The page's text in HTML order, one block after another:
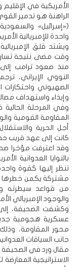
الأمريكية في الإقليم
الراهنة هو تدمير
(«إسرائيل»
واحدة للإمبريالية
ويشتد قلق
وقت مضى نتيجة
منذ صعود ترامب إلى
النووي الإيراني،
الصهيوني واحتكارات
وإيذاء واستهداف
وفي المرحلة
المقاومة القومية
أجل الحرية
كانت إلى عهد قريب
وقد اعترفت مؤخرا
بالنوايا العدوانية
تنظر إليها كقوة
مشتركة يكمن خطرها
من قواعد سيطرته
والوجود الإمبريالي
وكشفت الصحيفة، إلى
عسكرية هجومية
محور المقاومة،
جانب السياقات
مقال ورد في الصحيفة
الاستراتيجية